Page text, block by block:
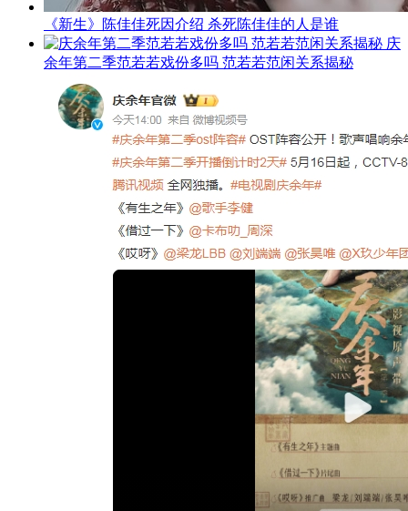
《新生》陈佳佳死因介绍 杀死陈佳佳的人是谁
庆
余年第二季范若若戏份多吗 范若若范闲关系揭秘